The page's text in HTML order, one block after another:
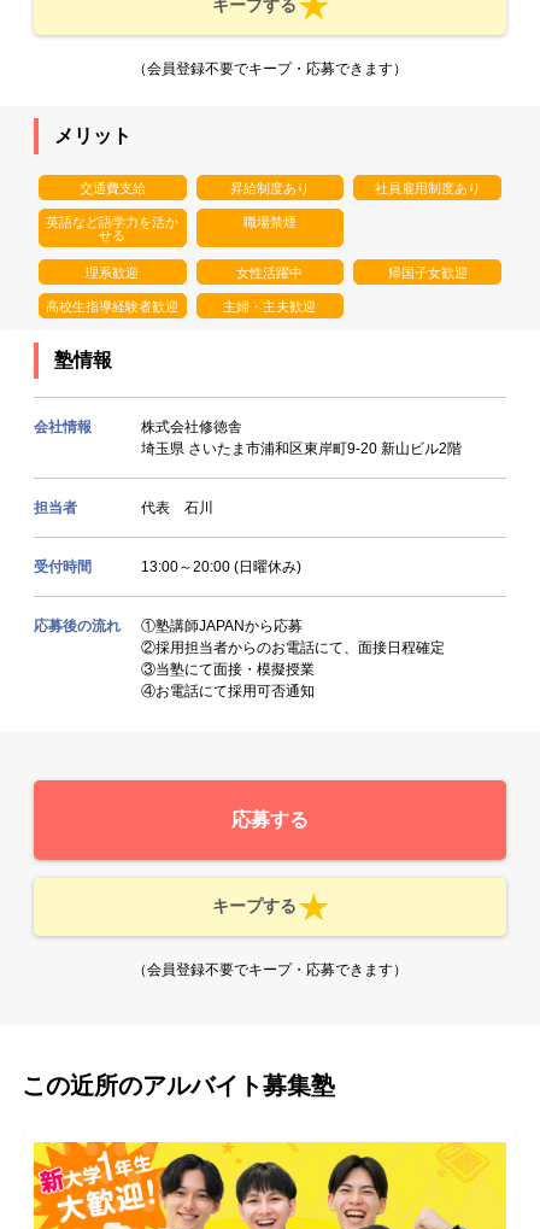
キープする
（会員登録不要でキープ・応募できます）
メリット
交通費支給 昇給制度あり 社員雇用制度あり
英語など語学力を活か
せる
職場禁煙
理系歓迎 女性活躍中 帰国子女歓迎
高校生指導経験者歓迎 主婦・主夫歓迎
塾情報
会社情報
株式会社修徳舎
埼玉県 さいたま市浦和区東岸町9-20 新山ビル2階
担当者 代表 石川
受付時間 13:00～20:00 (日曜休み)
応募後の流れ
①塾講師JAPANから応募
②採用担当者からのお電話にて、面接日程確定
③当塾にて面接・模擬授業
④お電話にて採用可否通知
応募する
キープする
（会員登録不要でキープ・応募できます）
この近所のアルバイト募集塾